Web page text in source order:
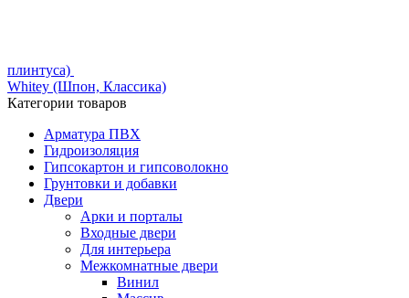
плинтуса)
Whitey (Шпон, Классика)
Категории товаров
Арматура ПВХ
Гидроизоляция
Гипсокартон и гипсоволокно
Грунтовки и добавки
Двери
Арки и порталы
Входные двери
Для интерьера
Межкомнатные двери
Винил